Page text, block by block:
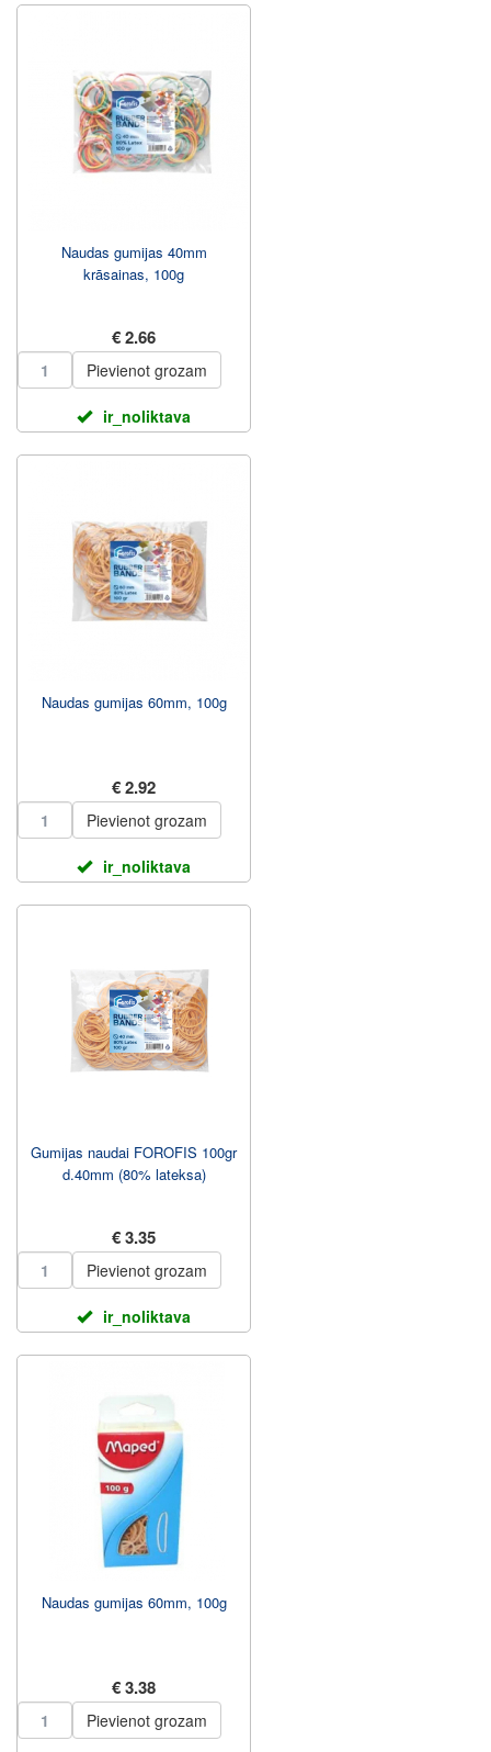
Naudas gumijas 40mm
krāsainas, 100g
€ 2.66
Pievienot grozam
ir_noliktava
Naudas gumijas 60mm, 100g
€ 2.92
Pievienot grozam
ir_noliktava
Gumijas naudai FOROFIS 100gr
d.40mm (80% lateksa)
€ 3.35
Pievienot grozam
ir_noliktava
Naudas gumijas 60mm, 100g
€ 3.38
Pievienot grozam